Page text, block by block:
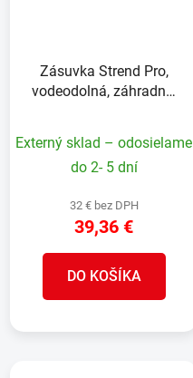
Zásuvka Strend Pro,
vodeodolná, záhradná,
kábel 3 m
Externý sklad – odosielame
do 2- 5 dní
32 € bez DPH
39,36 €
DO KOŠÍKA